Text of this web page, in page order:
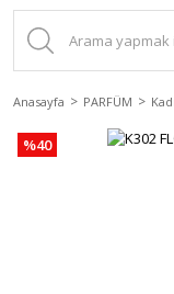
Anasayfa PARFÜM
%40